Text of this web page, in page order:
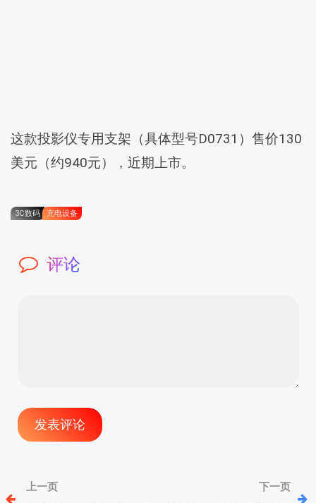
这款投影仪专用支架（具体型号D0731）售价130
美元（约940元），近期上市。
3C数码 充电设备
评论
文上一页
下一页